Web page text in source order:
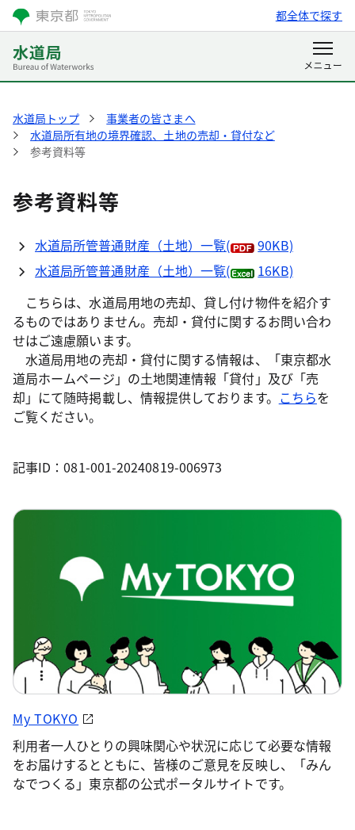
都全体で探す
水道局トップ
事業者の皆さまへ
水道局所有地の境界確認、土地の売却・貸付など
参考資料等
参考資料等
水道局所管普通財産（土地）一覧(
90KB)
水道局所管普通財産（土地）一覧(
16KB)
こちらは、水道局用地の売却、貸し付け物件を紹介す
るものではありません。売却・貸付に関するお問い合わ
せはご遠慮願います。
水道局用地の売却・貸付に関する情報は、「東京都水
道局ホームページ」の土地関連情報「貸付」及び「売
却」にて随時掲載し、情報提供しております。 こちらを
ご覧ください。
記事ID：081-001-20240819-006973
My TOKYO
利用者一人ひとりの興味関心や状況に応じて必要な情報
をお届けするとともに、皆様のご意見を反映し、「みん
なでつくる」東京都の公式ポータルサイトです。